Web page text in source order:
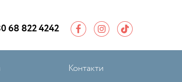
68 822 4242
Контакти